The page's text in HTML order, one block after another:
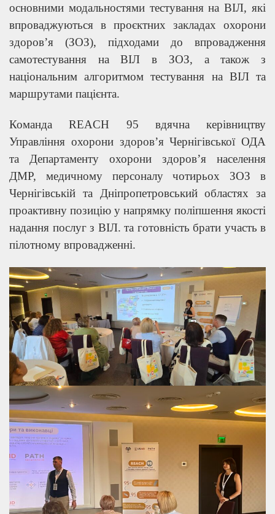
основними модальностями тестування на ВІЛ, які
впроваджуються в проєктних закладах охорони
здоров’я (ЗОЗ), підходами до впровадження
самотестування на ВІЛ в ЗОЗ, а також з
національним алгоритмом тестування на ВІЛ та
маршрутами пацієнта.
Команда REACH 95 вдячна керівництву
Управління охорони здоров’я Чернігівської ОДА
та Департаменту охорони здоров’я населення
ДМР, медичному персоналу чотирьох ЗОЗ в
Чернігівській та Дніпропетровський областях за
проактивну позицію у напрямку поліпшення якості
надання послуг з ВІЛ. та готовність брати участь в
пілотному впровадженні.